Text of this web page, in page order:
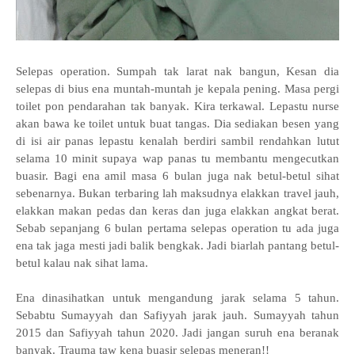
Selepas operation. Sumpah tak larat nak bangun, Kesan dia
selepas di bius ena muntah-muntah je kepala pening. Masa pergi
toilet pon pendarahan tak banyak. Kira terkawal. Lepastu nurse
akan bawa ke toilet untuk buat tangas. Dia sediakan besen yang
di isi air panas lepastu kenalah berdiri sambil rendahkan lutut
selama 10 minit supaya wap panas tu membantu mengecutkan
buasir. Bagi ena amil masa 6 bulan juga nak betul-betul sihat
sebenarnya. Bukan terbaring lah maksudnya elakkan travel jauh,
elakkan makan pedas dan keras dan juga elakkan angkat berat.
Sebab sepanjang 6 bulan pertama selepas operation tu ada juga
ena tak jaga mesti jadi balik bengkak. Jadi biarlah pantang betul-
betul kalau nak sihat lama.
Ena dinasihatkan untuk mengandung jarak selama 5 tahun.
Sebabtu Sumayyah dan Safiyyah jarak jauh. Sumayyah tahun
2015 dan Safiyyah tahun 2020. Jadi jangan suruh ena beranak
banyak. Trauma taw kena buasir selepas meneran!!